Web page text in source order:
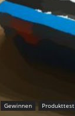
Gewinnen Produkttest